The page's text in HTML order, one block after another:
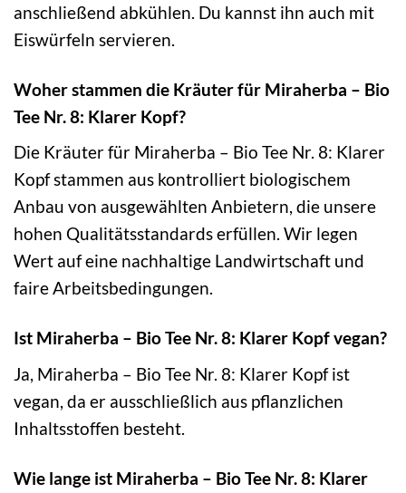
anschließend abkühlen. Du kannst ihn auch mit
Eiswürfeln servieren.
Woher stammen die Kräuter für Miraherba – Bio
Tee Nr. 8: Klarer Kopf?
Die Kräuter für Miraherba – Bio Tee Nr. 8: Klarer
Kopf stammen aus kontrolliert biologischem
Anbau von ausgewählten Anbietern, die unsere
hohen Qualitätsstandards erfüllen. Wir legen
Wert auf eine nachhaltige Landwirtschaft und
faire Arbeitsbedingungen.
Ist Miraherba – Bio Tee Nr. 8: Klarer Kopf vegan?
Ja, Miraherba – Bio Tee Nr. 8: Klarer Kopf ist
vegan, da er ausschließlich aus pflanzlichen
Inhaltsstoffen besteht.
Wie lange ist Miraherba – Bio Tee Nr. 8: Klarer